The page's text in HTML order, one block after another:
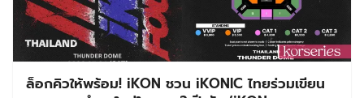
ล็อกคิวให้พร้อม! iKON ชวน iKONIC ไทยร่วมเขียน